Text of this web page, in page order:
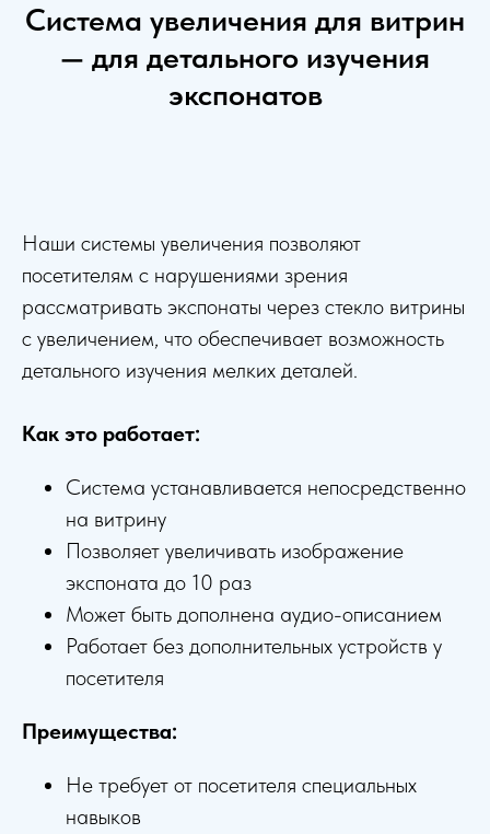
Система увеличения для витрин
— для детального изучения
экспонатов
Наши системы увеличения позволяют
посетителям с нарушениями зрения
рассматривать экспонаты через стекло витрины
с увеличением, что обеспечивает возможность
детального изучения мелких деталей.
Как это работает:
Система устанавливается непосредственно
на витрину
Позволяет увеличивать изображение
экспоната до 10 раз
Может быть дополнена аудио-описанием
Работает без дополнительных устройств у
посетителя
Преимущества:
Не требует от посетителя специальных
навыков